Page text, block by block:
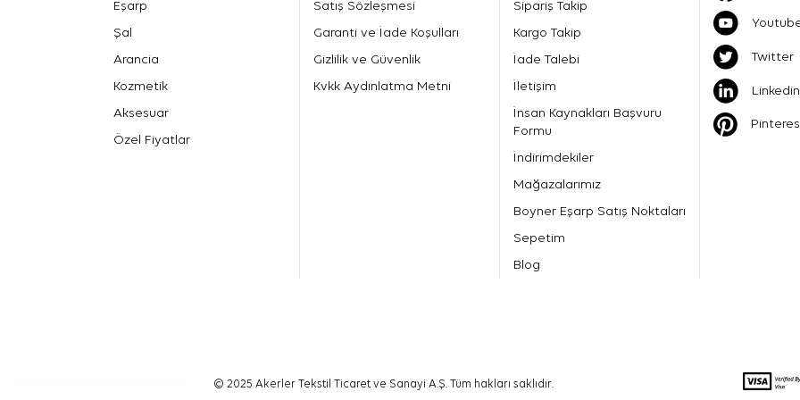
Eşarp
Şal
Arancia
Kozmetik
Aksesuar
Özel Fiyatlar
Satış Sözleşmesi
Garanti ve İade Koşulları
Gizlilik ve Güvenlik
Kvkk Aydınlatma Metni
Sipariş Takip
Kargo Takip
İade Talebi
İletişim
İnsan Kaynakları Başvuru
Formu
İndirimdekiler
Mağazalarımız
Boyner Eşarp Satış Noktaları
Sepetim
Blog
Twitter
Linkedin
© 2025 Akerler Tekstil Ticaret ve Sanayi A.Ş. Tüm hakları saklıdır.